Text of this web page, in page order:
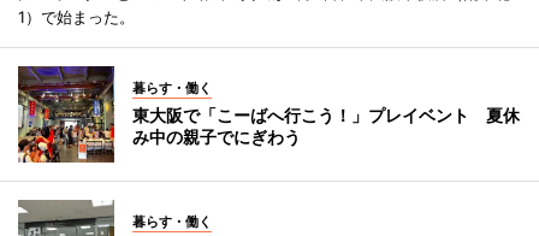
1）で始まった。
暮らす・働く
東大阪で「こーばへ行こう！」プレイベント 夏休
み中の親子でにぎわう
暮らす・働く